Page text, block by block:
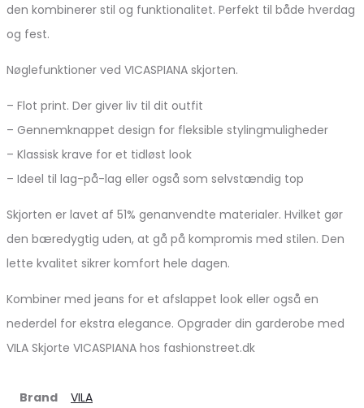
den kombinerer stil og funktionalitet. Perfekt til både hverdag
og fest.
Nøglefunktioner ved VICASPIANA skjorten.
– Flot print. Der giver liv til dit outfit
– Gennemknappet design for fleksible stylingmuligheder
– Klassisk krave for et tidløst look
– Ideel til lag-på-lag eller også som selvstændig top
Skjorten er lavet af 51% genanvendte materialer. Hvilket gør
den bæredygtig uden, at gå på kompromis med stilen. Den
lette kvalitet sikrer komfort hele dagen.
Kombiner med jeans for et afslappet look eller også en
nederdel for ekstra elegance. Opgrader din garderobe med
VILA Skjorte VICASPIANA hos fashionstreet.dk
Brand VILA